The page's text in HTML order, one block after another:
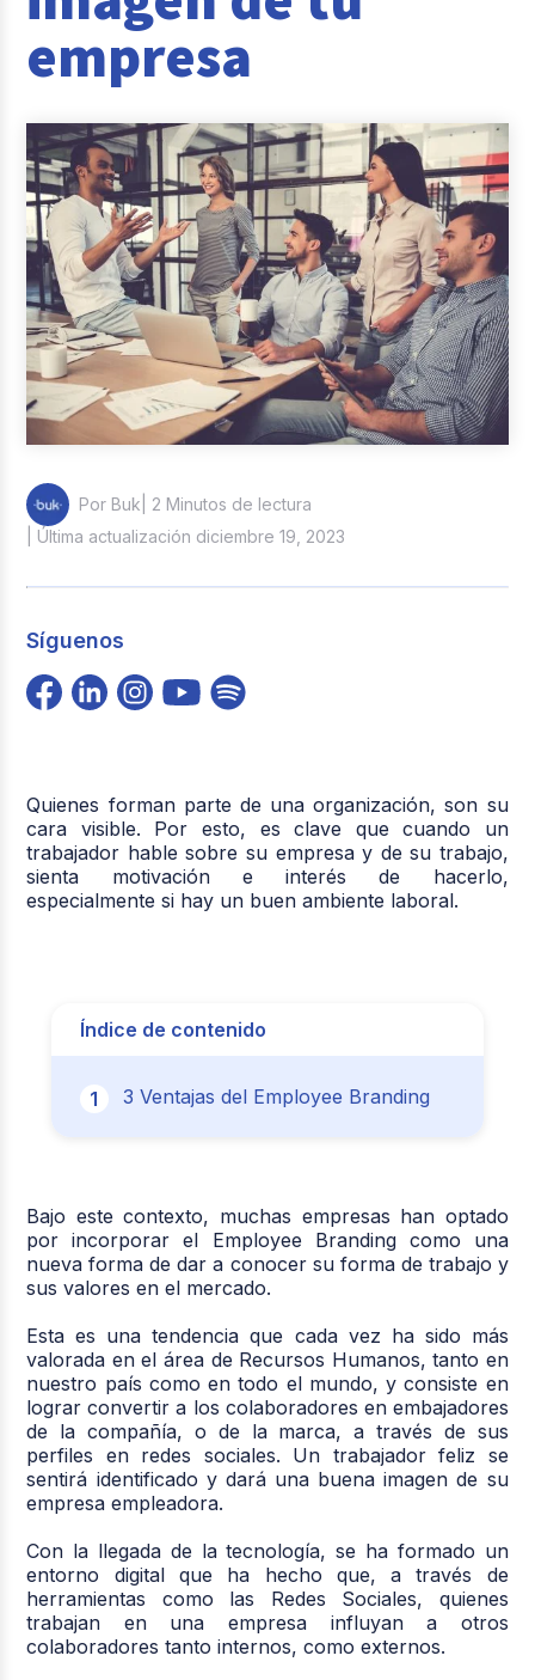
Reclutamiento y Selección
Casos de éxito
Columna del Experto
Entrevistas
empresa
Por Buk | 2 Minutos de lectura
| Última actualización diciembre 19, 2023
Síguenos
Quienes forman parte de una organización, son su
cara visible. Por esto, es clave que cuando un
trabajador hable sobre su empresa y de su trabajo,
sienta motivación e interés de hacerlo,
especialmente si hay un buen ambiente laboral.
Índice de contenido
3 Ventajas del Employee Branding
Bajo este contexto, muchas empresas han optado
por incorporar el Employee Branding como una
nueva forma de dar a conocer su forma de trabajo y
sus valores en el mercado.
Esta es una tendencia que cada vez ha sido más
valorada en el área de Recursos Humanos, tanto en
nuestro país como en todo el mundo, y consiste en
lograr convertir a los colaboradores en embajadores
de la compañía, o de la marca, a través de sus
perfiles en redes sociales. Un trabajador feliz se
sentirá identificado y dará una buena imagen de su
empresa empleadora.
Con la llegada de la tecnología, se ha formado un
entorno digital que ha hecho que, a través de
herramientas como las Redes Sociales, quienes
trabajan en una empresa influyan a otros
colaboradores tanto internos, como externos.